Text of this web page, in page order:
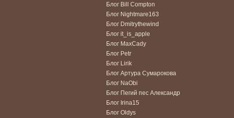
Блог Bill Compton
Блог Nightmare163
Блог Dmitrythewind
Блог it_is_apple
Блог MaxCady
Блог Petr
Блог Lirik
Блог Артура Сумарокова
Блог NaObi
Блог Пегий пес Александр
Блог Irina15
Блог Oldys